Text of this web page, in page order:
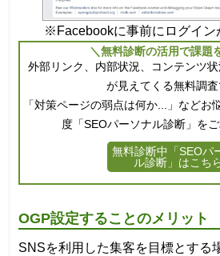
※Facebookに事前にログイン
＼無料診断の活用で課題
外部リンク、内部状況、コンテンツ
が見えてくる無料調査
「対策ページの弱点は何か...」などお
度「SEOパーソナル診断」をご
無料診断中「SEOパ
ル診断」はこち
OGP設定することのメリット
SNSを利用した集客を目標とする